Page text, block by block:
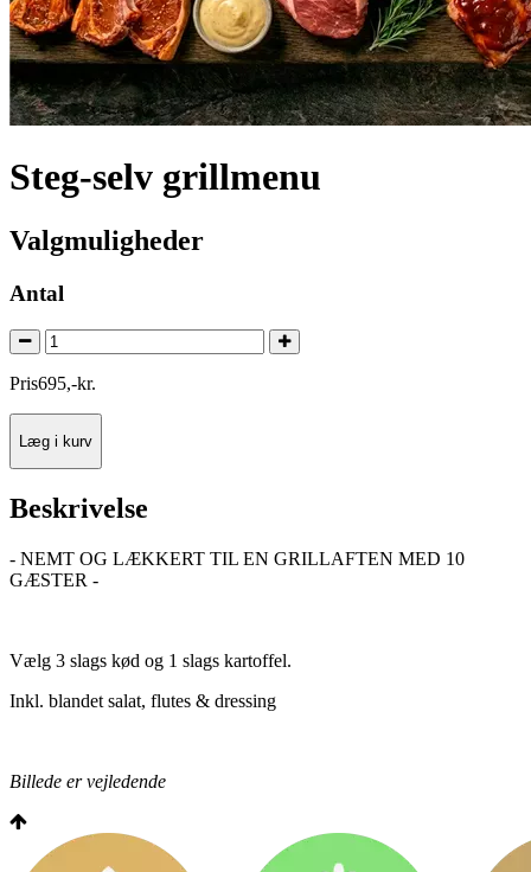
Steg-selv grillmenu
Valgmuligheder
Antal
Pris695,-kr.
Læg i kurv
Beskrivelse
- NEMT OG LÆKKERT TIL EN GRILLAFTEN MED 10
GÆSTER -
Vælg 3 slags kød og 1 slags kartoffel.
Inkl. blandet salat, flutes & dressing
Billede er vejledende